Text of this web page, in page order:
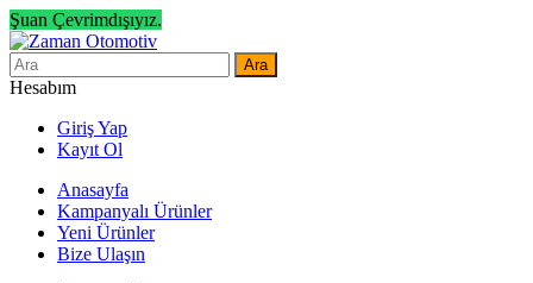
Şuan Çevrimdışıyız.
Ara
Hesabım
Giriş Yap
Kayıt Ol
Anasayfa
Kampanyalı Ürünler
Yeni Ürünler
Bize Ulaşın